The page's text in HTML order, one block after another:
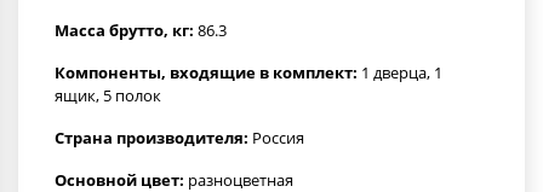
Масса брутто, кг: 86.3
Компоненты, входящие в комплект: 1 дверца, 1
ящик, 5 полок
Страна производителя: Россия
Основной цвет: разноцветная